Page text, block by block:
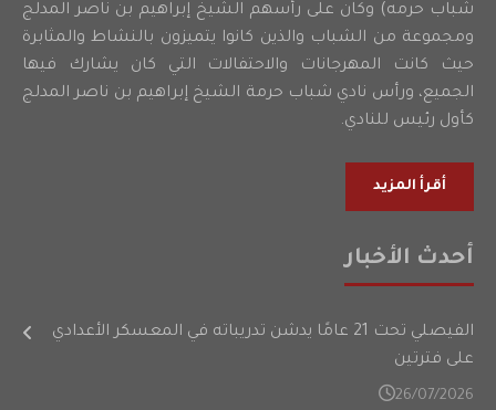
شباب حرمه) وكان على رأسهم الشيخ إبراهيم بن ناصر المدلج
ومجموعة من الشباب والذين كانوا يتميزون بالنشاط والمثابرة
حيث كانت المهرجانات والاحتفالات التي كان يشارك فيها
الجميع، ورأس نادي شباب حرمة الشيخ إبراهيم بن ناصر المدلج
كأول رئيس للنادي.
أقرأ المزيد
أحدث الأخبار
الفيصلي تحت 21 عامًا يدشن تدريباته في المعسكر الأعدادي
على فترتين
26/07/2026